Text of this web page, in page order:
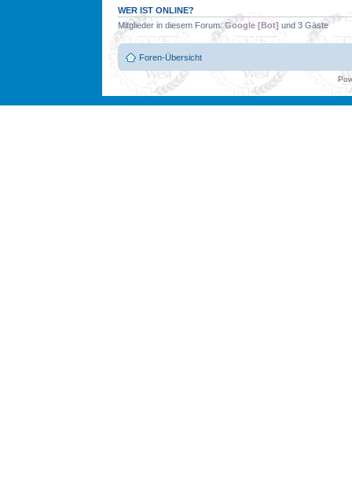
WER IST ONLINE?
Mitglieder in diesem Forum:Google [Bot] und 3 Gäste
Foren-Übersicht